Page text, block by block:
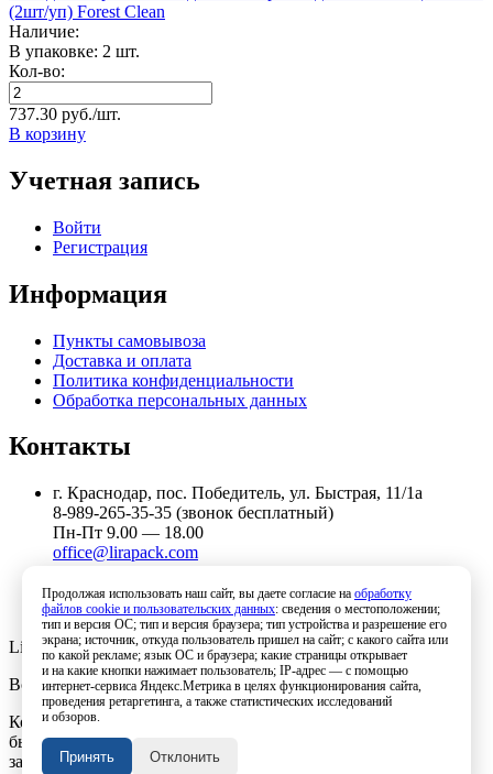
(2шт/уп) Forest Clean
Наличие:
В упаковке: 2 шт.
Кол-во:
737.30 руб./шт.
В корзину
Учетная запись
Войти
Регистрация
Информация
Пункты самовывоза
Доставка и оплата
Политика конфиденциальности
Обработка персональных данных
Контакты
г. Краснодар, пос. Победитель, ул. Быстрая, 11/1а
8-989-265-35-35 (звонок бесплатный)
Пн-Пт 9.00 — 18.00
office@lirapack.com
Lirapack ©2026 Все права защищены.
Все торговые марки принадлежат их владельцам
Копирование составляющих частей сайта в какой бы то ни
было форме без разрешения владельца авторских прав
запрещено
Продолжая использовать наш сайт, вы даете согласие на обработку
файлов cookie и пользовательских данных: сведения о местоположении;
тип и версия ОС; тип и версия браузера; тип устройства и разрешение его
экрана; источник, откуда пользователь пришел на сайт; с какого сайта или
по какой рекламе; язык ОС и браузера; какие страницы открывает
и на какие кнопки нажимает пользователь; IP-адрес — с помощью
интернет-сервиса Яндекс.Метрика в целях функционирования сайта,
проведения ретаргетинга, а также статистических исследований
и обзоров.
Принять Отклонить